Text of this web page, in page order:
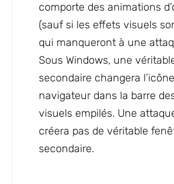
comporte des animations
(sauf si les effets visuels
qui manqueront à une
Sous Windows, une
secondaire changera
navigateur dans la barre
visuels empilés. Une
créera pas de véritable
secondaire.